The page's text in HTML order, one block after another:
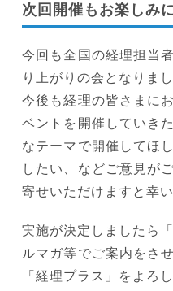
次回開催もお楽しみ
今回も全国の経理担当
り上がりの会となりまし
今後も経理の皆さまに
ベントを開催していき
なテーマで開催してほ
したい、などご意見が
寄せいただけますと幸い
実施が決定しましたら
ルマガ等でご案内をさ
「経理プラス」をよろ